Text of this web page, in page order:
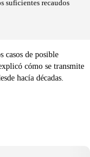
suficientes recaudos
casos de posible
cómo se transmite
hacía décadas.